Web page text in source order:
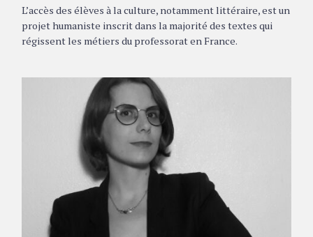
R
I
E
S
L’accès des élèves à la culture, notamment littéraire, est un
projet humaniste inscrit dans la majorité des textes qui
régissent les métiers du professorat en France.